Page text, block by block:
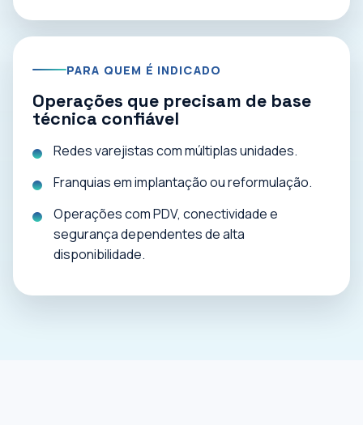
PARA QUEM É INDICADO
Operações que precisam de base
técnica confiável
Redes varejistas com múltiplas unidades.
Franquias em implantação ou reformulação.
Operações com PDV, conectividade e
segurança dependentes de alta
disponibilidade.